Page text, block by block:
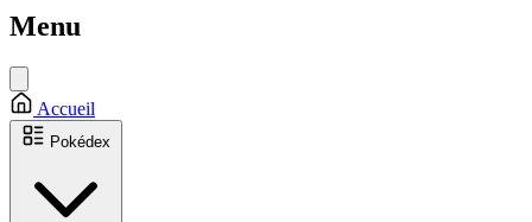
Menu
Accueil